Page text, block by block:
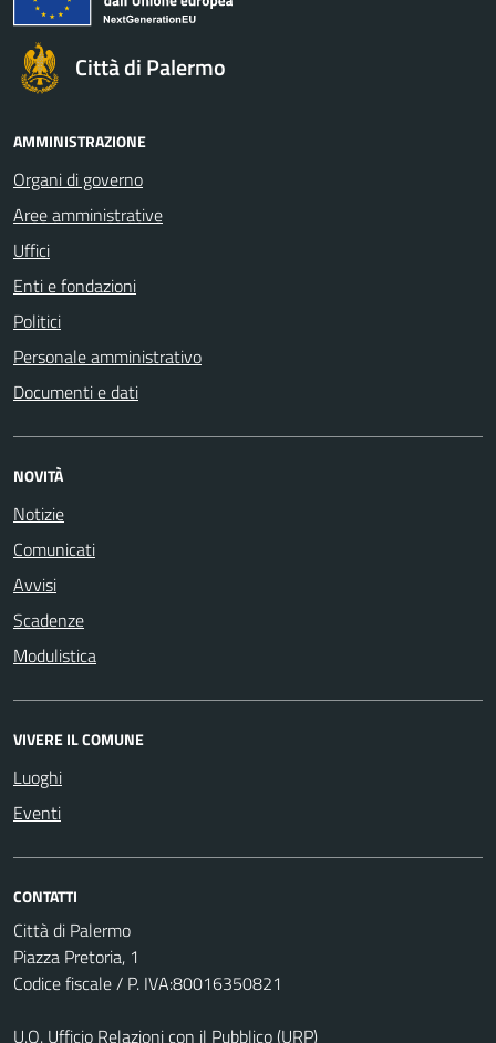
Città di Palermo
AMMINISTRAZIONE
Organi di governo
Aree amministrative
Uffici
Enti e fondazioni
Politici
Personale amministrativo
Documenti e dati
NOVITÀ
Notizie
Comunicati
Avvisi
Scadenze
Modulistica
VIVERE IL COMUNE
Luoghi
Eventi
CONTATTI
Città di Palermo
Piazza Pretoria, 1
Codice fiscale / P. IVA:80016350821
U.O. Ufficio Relazioni con il Pubblico (URP)